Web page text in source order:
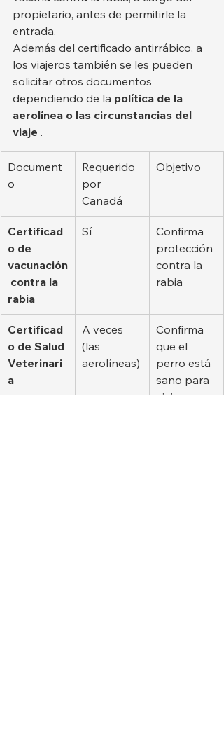
propietario, antes de permitirle la
entrada.
Además del certificado antirrábico, a
los viajeros también se les pueden
solicitar otros documentos
dependiendo de la política de la
aerolínea o las circunstancias del
viaje .
Document
o
Requerido
por
Canadá
Objetivo
Certificad
o de
vacunación
contra la
rabia
Sí
Confirma
protección
contra la
rabia
Certificad
o de Salud
Veterinari
a
A veces
(las
aerolíneas)
Confirma
que el
perro está
sano para
viajar.